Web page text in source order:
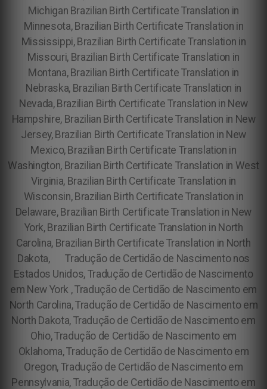
Michigan Brazilian Birth Certificate Translation in
Minnesota, Brazilian Birth Certificate Translation in
Mississippi, Brazilian Birth Certificate Translation in
Missouri, Brazilian Birth Certificate Translation in
Montana, Brazilian Birth Certificate Translation in
Nebraska, Brazilian Birth Certificate Translation in
Nevada, Brazilian Birth Certificate Translation in New
Hampshire, Brazilian Birth Certificate Translation in New
Jersey, Brazilian Birth Certificate Translation in New
Mexico, Brazilian Birth Certificate Translation in
Washington, Brazilian Birth Certificate Translation in West
Virginia, Brazilian Birth Certificate Translation in
Wisconsin, Brazilian Birth Certificate Translation in
Delaware, Brazilian Birth Certificate Translation in New
York, Brazilian Birth Certificate Translation in North
Carolina, Brazilian Birth Certificate Translation in North
Dakota, Tradução de Certidão de Nascimento nos
Estados Unidos, Tradução de Certidão de Nascimento
em New York , Tradução de Certidão de Nascimento em
North Carolina, Tradução de Certidão de Nascimento em
North Dakota, Tradução de Certidão de Nascimento em
Ohio, Tradução de Certidão de Nascimento em
Oklahoma, Tradução de Certidão de Nascimento em
Oregon, Tradução de Certidão de Nascimento em
Pennsylvania, Tradução de Certidão de Nascimento em